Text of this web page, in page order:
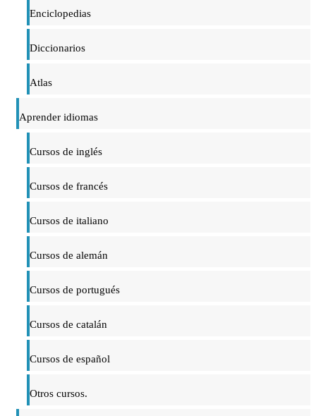
Enciclopedias
Diccionarios
Atlas
Aprender idiomas
Cursos de inglés
Cursos de francés
Cursos de italiano
Cursos de alemán
Cursos de portugués
Cursos de catalán
Cursos de español
Otros cursos.